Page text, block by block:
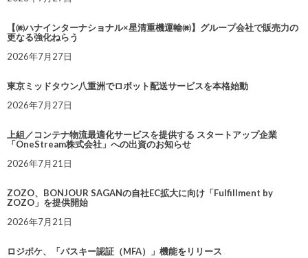
【㈱ハナインターナショナル×星清重機運輸㈱】グループ会社で販売力の
更なる強化ねらう
2026年7月27日
東京ミッドタウン八重洲でロボット配送サービスを本格始動
2026年7月27日
上組／コンテナ物流最適化サービスを提供する スタートアップ企業
「OneStream株式会社」への出資のお知らせ
2026年7月21日
ZOZO、BONJOUR SAGANの自社EC拡大に向け「Fulfillment by
ZOZO」を提供開始
2026年7月21日
ロジポケ、「パスキー認証（MFA）」機能をリリース